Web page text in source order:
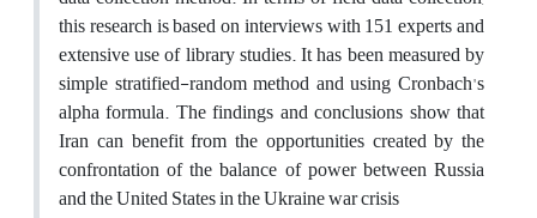
this research is based on interviews with 151 experts and
extensive use of library studies. It has been measured by
simple stratified-random method and using Cronbach's
alpha formula. The findings and conclusions show that
Iran can benefit from the opportunities created by the
confrontation of the balance of power between Russia
and the United States in the Ukraine war crisis